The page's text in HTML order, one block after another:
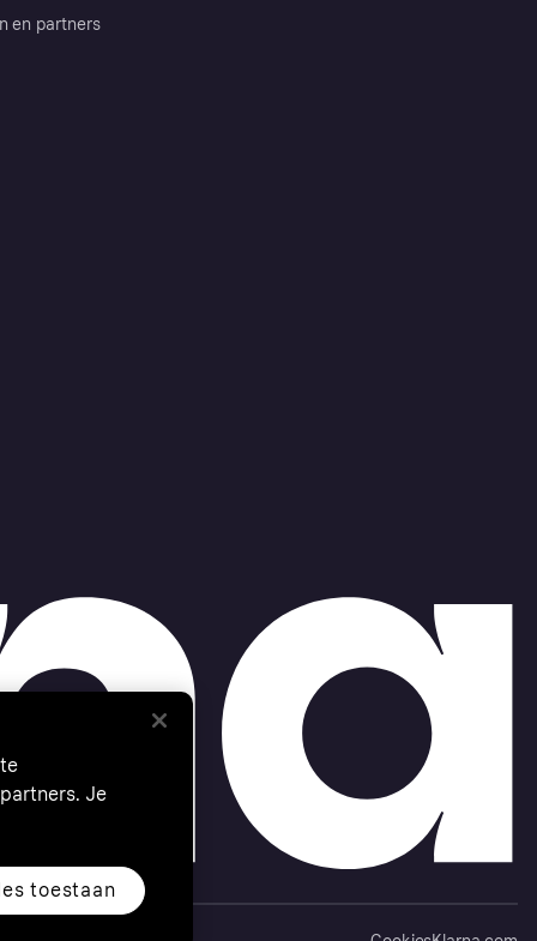
en partners
Je
toestaan